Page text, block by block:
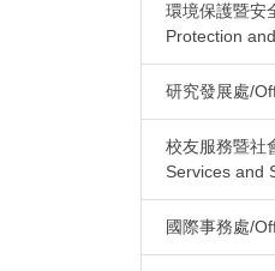
環境保護暨安
Protection
研究發展處/
校友服務暨社
Services and
國際事務處/